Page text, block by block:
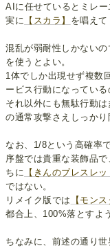
AIに任せているとミレ
実に
【スカラ】 を唱えて
混乱が弱耐性しかない
を使うとよい。
1体でしか出現せず複数
ービス行動になっている
それ以外にも無駄行動
の通常攻撃さえしっかり
なお、1/8という高確率
序盤では貴重な装飾品
ちに
【きんのブレスレッ
ではない。
リメイク版では
【モン
都合上、100%落とすよ
ちなみに、前述の通り